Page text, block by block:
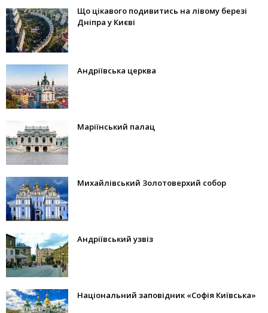
Що цікавого подивитись на лівому березі
Дніпра у Києві
Андріївська церква
Маріїнський палац
Михайлівський Золотоверхий собор
Андріївський узвіз
Національний заповідник «Софія Київська»